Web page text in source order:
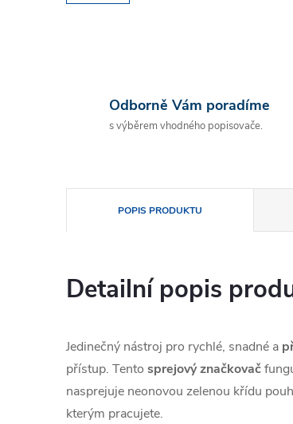
Odborně Vám poradíme
s výběrem vhodného popisovače.
POPIS PRODUKTU
Detailní popis
Jedinečný nástroj pro rychlé, snadné a
přístup. Tento sprejový značkovač
nasprejuje neonovou zelenou křídu
kterým pracujete.